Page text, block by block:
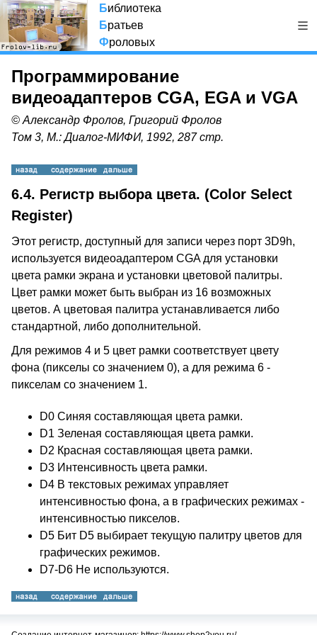
Библиотека
Братьев
Фроловых
Программирование
видеоадаптеров CGA, EGA и VGA
© Александр Фролов, Григорий Фролов
Том 3, М.: Диалог-МИФИ, 1992, 287 стр.
6.4. Регистр выбора цвета. (Color Select
Register)
Этот регистр, доступный для записи через порт 3D9h,
используется видеоадаптером CGA для установки
цвета рамки экрана и установки цветовой палитры.
Цвет рамки может быть выбран из 16 возможных
цветов. А цветовая палитра устанавливается либо
стандартной, либо дополнительной.
Для режимов 4 и 5 цвет рамки соответствует цвету
фона (пикселы со значением 0), а для режима 6 -
пикселам со значением 1.
D0 Синяя составляющая цвета рамки.
D1 Зеленая составляющая цвета рамки.
D2 Красная составляющая цвета рамки.
D3 Интенсивность цвета рамки.
D4 В текстовых режимах управляет
интенсивностью фона, а в графических режимах -
интенсивностью пикселов.
D5 Бит D5 выбирает текущую палитру цветов для
графических режимов.
D7-D6 Не используются.